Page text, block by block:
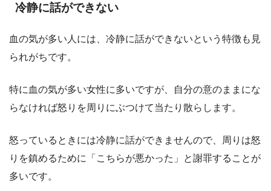
冷静に話ができない
血の気が多い人には、冷静に話ができないという特徴も見
られがちです。
特に血の気が多い女性に多いですが、自分の意のままにな
らなければ怒りを周りにぶつけて当たり散らします。
怒っているときには冷静に話ができませんので、周りは怒
りを鎮めるために「こちらが悪かった」と謝罪することが
多いです。